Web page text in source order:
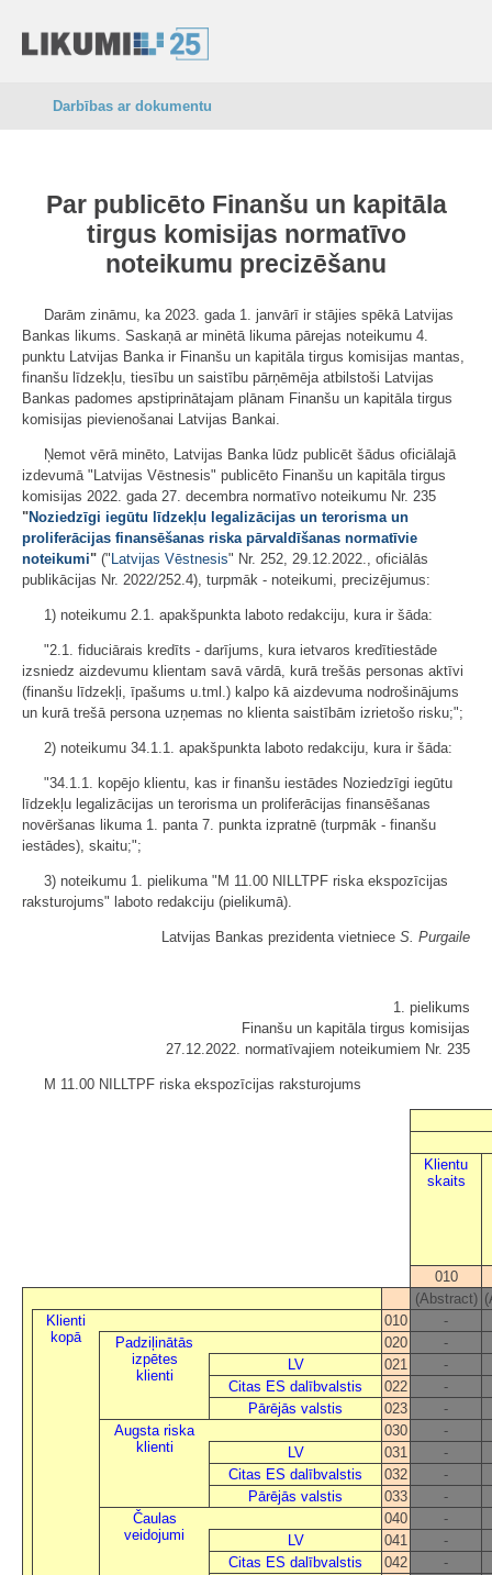
Darbības ar dokumentu
Par publicēto Finanšu un kapitāla
tirgus komisijas normatīvo
noteikumu precizēšanu
Darām zināmu, ka 2023. gada 1. janvārī ir stājies spēkā Latvijas
Bankas likums. Saskaņā ar minētā likuma pārejas noteikumu 4.
punktu Latvijas Banka ir Finanšu un kapitāla tirgus komisijas mantas,
finanšu līdzekļu, tiesību un saistību pārņēmēja atbilstoši Latvijas
Bankas padomes apstiprinātajam plānam Finanšu un kapitāla tirgus
komisijas pievienošanai Latvijas Bankai.
Ņemot vērā minēto, Latvijas Banka lūdz publicēt šādus oficiālajā
izdevumā "Latvijas Vēstnesis" publicēto Finanšu un kapitāla tirgus
komisijas 2022. gada 27. decembra normatīvo noteikumu Nr. 235
"Noziedzīgi iegūtu līdzekļu legalizācijas un terorisma un
proliferācijas finansēšanas riska pārvaldīšanas normatīvie
noteikumi" (" Latvijas Vēstnesis" Nr. 252, 29.12.2022., oficiālās
publikācijas Nr. 2022/252.4), turpmāk - noteikumi, precizējumus:
1) noteikumu 2.1. apakšpunkta laboto redakciju, kura ir šāda:
"2.1. fiduciārais kredīts - darījums, kura ietvaros kredītiestāde
izsniedz aizdevumu klientam savā vārdā, kurā trešās personas aktīvi
(finanšu līdzekļi, īpašums u.tml.) kalpo kā aizdevuma nodrošinājums
un kurā trešā persona uzņemas no klienta saistībām izrietošo risku;";
2) noteikumu 34.1.1. apakšpunkta laboto redakciju, kura ir šāda:
"34.1.1. kopējo klientu, kas ir finanšu iestādes Noziedzīgi iegūtu
līdzekļu legalizācijas un terorisma un proliferācijas finansēšanas
novēršanas likuma 1. panta 7. punkta izpratnē (turpmāk - finanšu
iestādes), skaitu;";
3) noteikumu 1. pielikuma "M 11.00 NILLTPF riska ekspozīcijas
raksturojums" laboto redakciju (pielikumā).
Latvijas Bankas prezidenta vietniece S. Purgaile
1. pielikums
Finanšu un kapitāla tirgus komisijas
27.12.2022. normatīvajiem noteikumiem Nr. 235
M 11.00 NILLTPF riska ekspozīcijas raksturojums
Klientu
skaits
010
(Abstract)
Klienti
kopā
010
-
Padziļinātās
izpētes
klienti
020
-
LV
021
-
Citas ES dalībvalstis
022
-
Pārējās valstis
023
-
Augsta riska
klienti
030
-
LV
031
-
Citas ES dalībvalstis
032
-
Pārējās valstis
033
-
Čaulas
veidojumi
040
-
LV
041
-
Citas ES dalībvalstis
042
-